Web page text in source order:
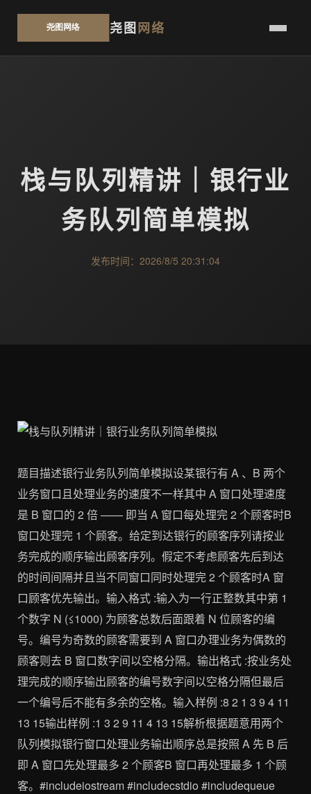
尧图网络
栈与队列精讲｜银行业
务队列简单模拟
发布时间：2026/8/5 20:31:04
题目描述银行业务队列简单模拟设某银行有 A 、B 两个
业务窗口且处理业务的速度不一样其中 A 窗口处理速度
是 B 窗口的 2 倍 —— 即当 A 窗口每处理完 2 个顾客时B
窗口处理完 1 个顾客。给定到达银行的顾客序列请按业
务完成的顺序输出顾客序列。假定不考虑顾客先后到达
的时间间隔并且当不同窗口同时处理完 2 个顾客时A 窗
口顾客优先输出。输入格式 :输入为一行正整数其中第 1
个数字 N (≤1000) 为顾客总数后面跟着 N 位顾客的编
号。编号为奇数的顾客需要到 A 窗口办理业务为偶数的
顾客则去 B 窗口数字间以空格分隔。输出格式 :按业务处
理完成的顺序输出顾客的编号数字间以空格分隔但最后
一个编号后不能有多余的空格。输入样例 :8 2 1 3 9 4 11
13 15输出样例 :1 3 2 9 11 4 13 15解析根据题意用两个
队列模拟银行窗口处理业务输出顺序总是按照 A 先 B 后
即 A 窗口先处理最多 2 个顾客B 窗口再处理最多 1 个顾
客。#includeiostream #includecstdio #includequeue